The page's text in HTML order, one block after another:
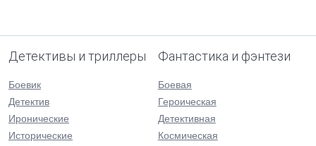
Детективы и триллеры
Боевик
Детектив
Иронические
Исторические
Фантастика и фэнтези
Боевая
Героическая
Детективная
Космическая